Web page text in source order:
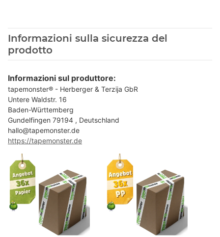
Informazioni sulla sicurezza del
prodotto
Informazioni sul produttore:
tapemonster® - Herberger & Terzija GbR
Untere Waldstr. 16
Baden-Württemberg
Gundelfingen 79194 , Deutschland
hallo@tapemonster.de
https://tapemonster.de